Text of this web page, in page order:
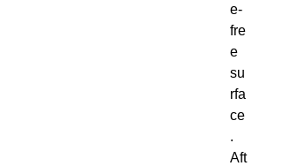
e-
fre
e
su
rfa
ce
.
Aft